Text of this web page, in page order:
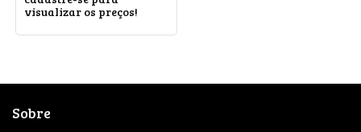
visualizar os preços!
Sobre